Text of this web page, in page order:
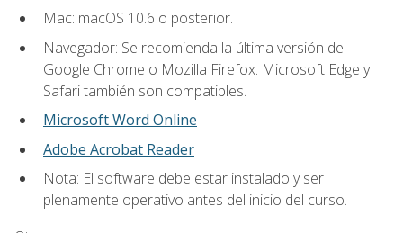
Mac: macOS 10.6 o posterior.
Navegador: Se recomienda la última versión de
Google Chrome o Mozilla Firefox. Microsoft Edge y
Safari también son compatibles.
Microsoft Word Online
Adobe Acrobat Reader
Nota: El software debe estar instalado y ser
plenamente operativo antes del inicio del curso.